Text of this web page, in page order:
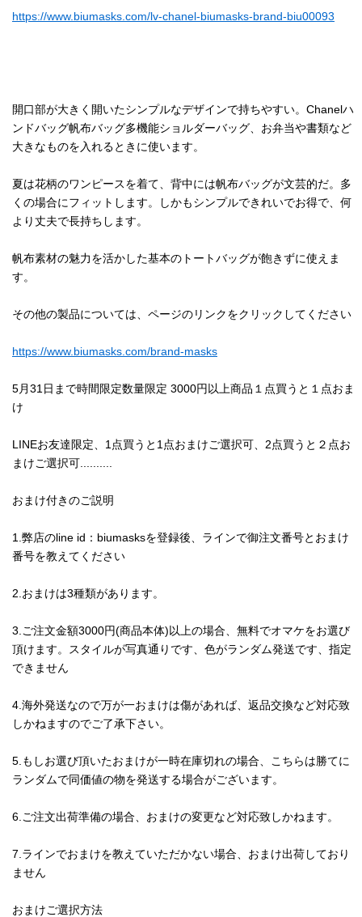
https://www.biumasks.com/lv-chanel-biumasks-brand-biu00093
開口部が大きく開いたシンプルなデザインで持ちやすい。Chanelハ
ンドバッグ帆布バッグ多機能ショルダーバッグ、お弁当や書類など
大きなものを入れるときに使います。
夏は花柄のワンピースを着て、背中には帆布バッグが文芸的だ。多
くの場合にフィットします。しかもシンプルできれいでお得で、何
より丈夫で長持ちします。
帆布素材の魅力を活かした基本のトートバッグが飽きずに使えま
す。
その他の製品については、ページのリンクをクリックしてください
https://www.biumasks.com/brand-masks
5月31日まで時間限定数量限定 3000円以上商品１点買うと１点おま
け
LINEお友達限定、1点買うと1点おまけご選択可、2点買うと２点お
まけご選択可..........
おまけ付きのご説明
1.弊店のline id：biumasksを登録後、ラインで御注文番号とおまけ
番号を教えてください
2.おまけは3種類があります。
3.ご注文金額3000円(商品本体)以上の場合、無料でオマケをお選び
頂けます。スタイルが写真通りです、色がランダム発送です、指定
できません
4.海外発送なので万が一おまけは傷があれば、返品交換など対応致
しかねますのでご了承下さい。
5.もしお選び頂いたおまけが一時在庫切れの場合、こちらは勝てに
ランダムで同価値の物を発送する場合がございます。
6.ご注文出荷準備の場合、おまけの変更など対応致しかねます。
7.ラインでおまけを教えていただかない場合、おまけ出荷しており
ません
おまけご選択方法